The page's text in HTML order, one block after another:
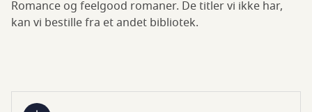
Romance og feelgood romaner. De titler vi ikke har,
kan vi bestille fra et andet bibliotek.